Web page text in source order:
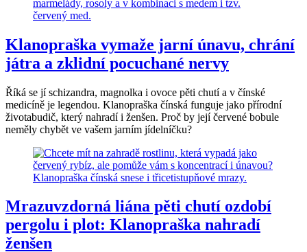
Klanopraška vymaže jarní únavu, chrání
játra a zklidní pocuchané nervy
Říká se jí schizandra, magnolka i ovoce pěti chutí a v čínské
medicíně je legendou. Klanopraška čínská funguje jako přírodní
životabudič, který nahradí i ženšen. Proč by její červené bobule
neměly chybět ve vašem jarním jídelníčku?
Mrazuvzdorná liána pěti chutí ozdobí
pergolu i plot: Klanopraška nahradí
ženšen